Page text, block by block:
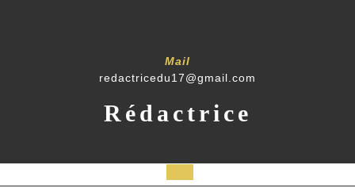
Mail
redactricedu17@gmail.com
Rédactrice